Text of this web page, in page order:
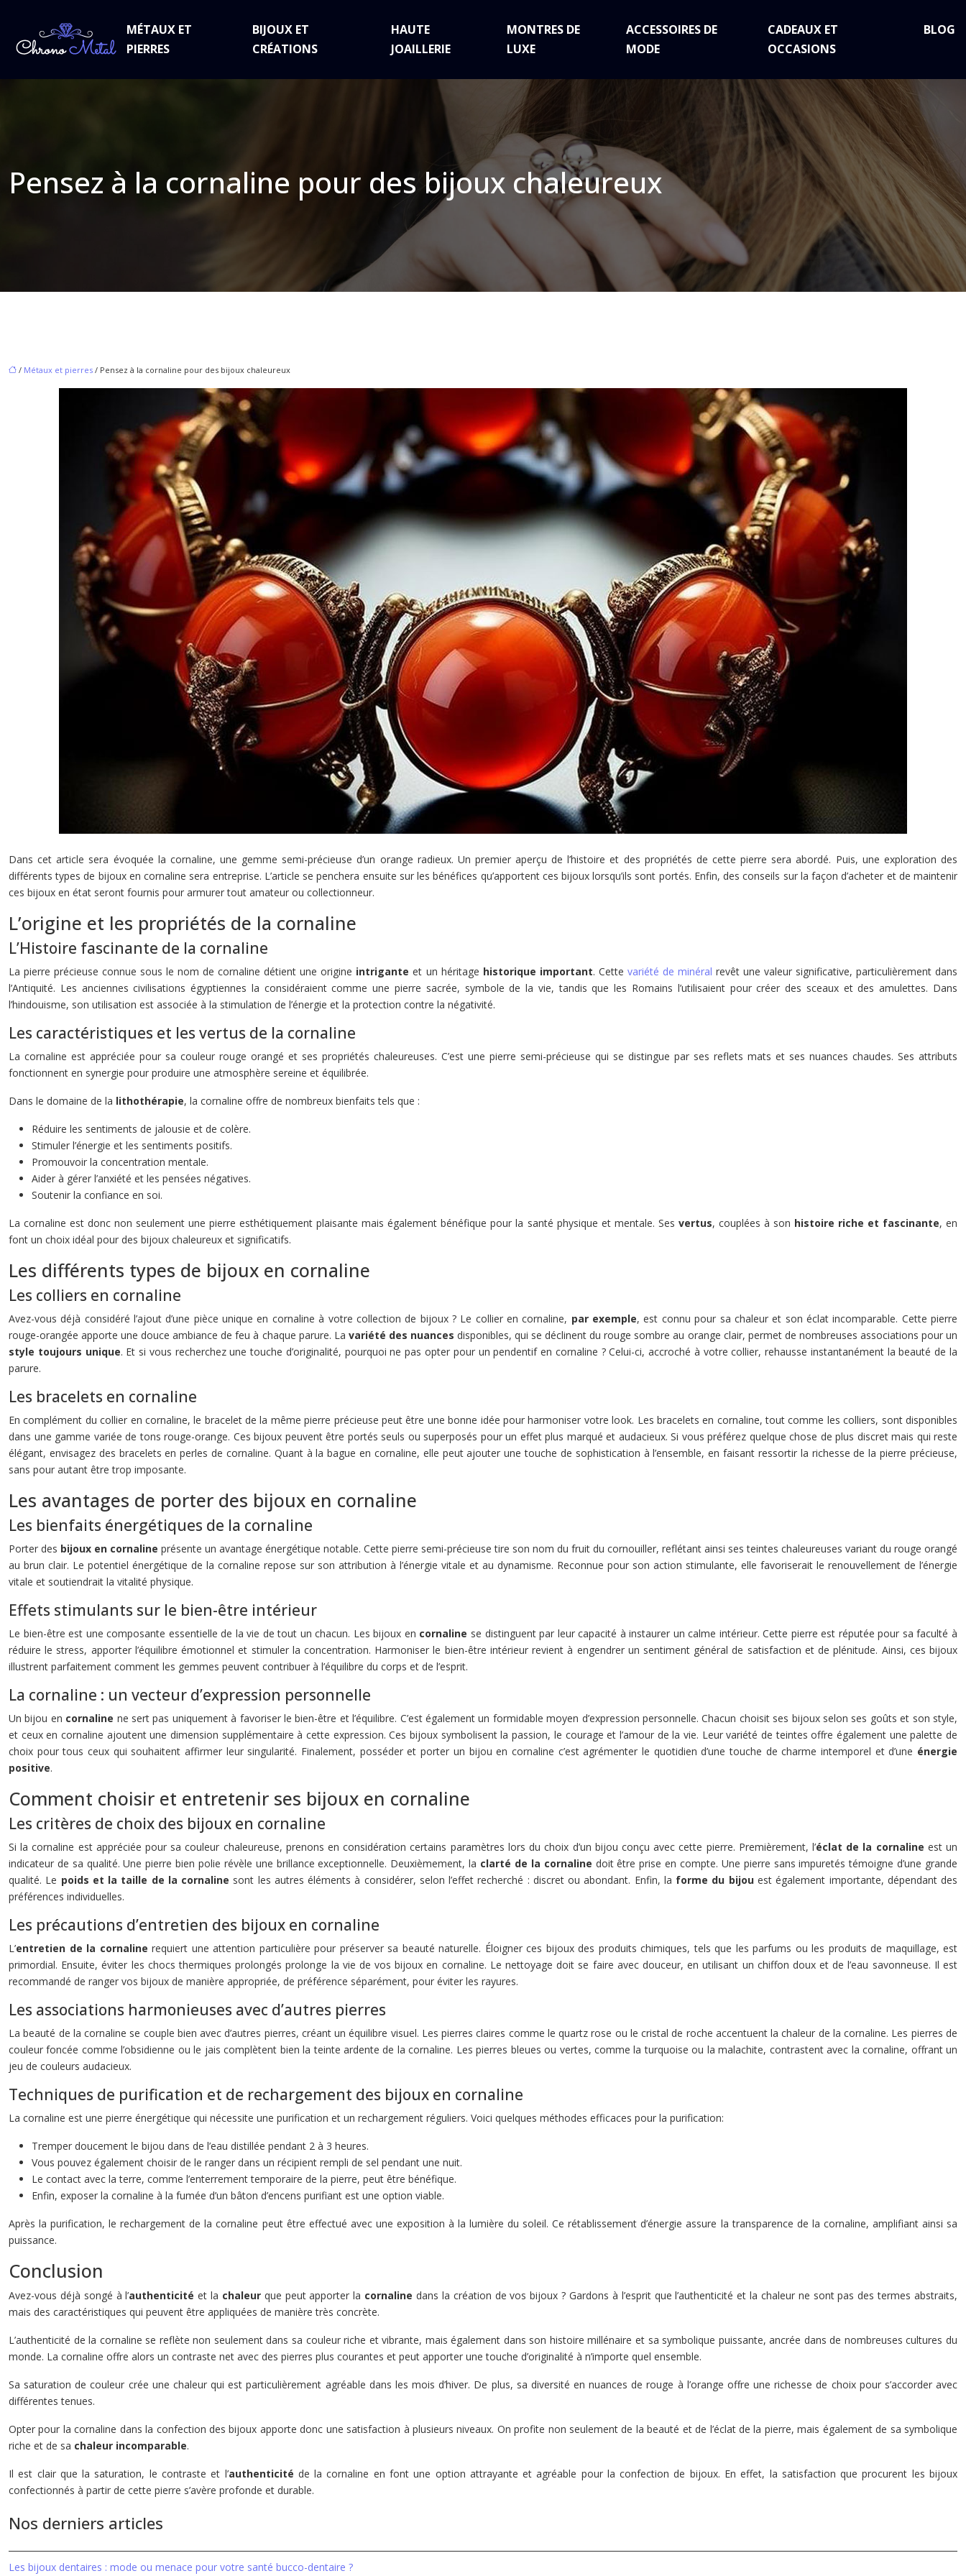
MÉTAUX ET
PIERRES
BIJOUX ET
CRÉATIONS
HAUTE
JOAILLERIE
MONTRES DE
LUXE
ACCESSOIRES DE
MODE
CADEAUX ET
OCCASIONS
BLOG
Pensez à la cornaline pour des bijoux chaleureux
/ Métaux et pierres / Pensez à la cornaline pour des bijoux chaleureux
Dans cet article sera évoquée la cornaline, une gemme semi-précieuse d’un orange radieux. Un premier aperçu de l’histoire et des propriétés de cette pierre sera abordé. Puis, une exploration des
différents types de bijoux en cornaline sera entreprise. L’article se penchera ensuite sur les bénéfices qu’apportent ces bijoux lorsqu’ils sont portés. Enfin, des conseils sur la façon d’acheter et de maintenir
ces bijoux en état seront fournis pour armurer tout amateur ou collectionneur.
L’origine et les propriétés de la cornaline
L’Histoire fascinante de la cornaline
La pierre précieuse connue sous le nom de cornaline détient une origine intrigante et un héritage historique important. Cette variété de minéral revêt une valeur significative, particulièrement dans
l’Antiquité. Les anciennes civilisations égyptiennes la considéraient comme une pierre sacrée, symbole de la vie, tandis que les Romains l’utilisaient pour créer des sceaux et des amulettes. Dans
l’hindouisme, son utilisation est associée à la stimulation de l’énergie et la protection contre la négativité.
Les caractéristiques et les vertus de la cornaline
La cornaline est appréciée pour sa couleur rouge orangé et ses propriétés chaleureuses. C’est une pierre semi-précieuse qui se distingue par ses reflets mats et ses nuances chaudes. Ses attributs
fonctionnent en synergie pour produire une atmosphère sereine et équilibrée.
Dans le domaine de la lithothérapie, la cornaline offre de nombreux bienfaits tels que :
Réduire les sentiments de jalousie et de colère.
Stimuler l’énergie et les sentiments positifs.
Promouvoir la concentration mentale.
Aider à gérer l’anxiété et les pensées négatives.
Soutenir la confiance en soi.
La cornaline est donc non seulement une pierre esthétiquement plaisante mais également bénéfique pour la santé physique et mentale. Ses vertus, couplées à son histoire riche et fascinante, en
font un choix idéal pour des bijoux chaleureux et significatifs.
Les différents types de bijoux en cornaline
Les colliers en cornaline
Avez-vous déjà considéré l’ajout d’une pièce unique en cornaline à votre collection de bijoux ? Le collier en cornaline, par exemple, est connu pour sa chaleur et son éclat incomparable. Cette pierre
rouge-orangée apporte une douce ambiance de feu à chaque parure. La variété des nuances disponibles, qui se déclinent du rouge sombre au orange clair, permet de nombreuses associations pour un
style toujours unique. Et si vous recherchez une touche d’originalité, pourquoi ne pas opter pour un pendentif en cornaline ? Celui-ci, accroché à votre collier, rehausse instantanément la beauté de la
parure.
Les bracelets en cornaline
En complément du collier en cornaline, le bracelet de la même pierre précieuse peut être une bonne idée pour harmoniser votre look. Les bracelets en cornaline, tout comme les colliers, sont disponibles
dans une gamme variée de tons rouge-orange. Ces bijoux peuvent être portés seuls ou superposés pour un effet plus marqué et audacieux. Si vous préférez quelque chose de plus discret mais qui reste
élégant, envisagez des bracelets en perles de cornaline. Quant à la bague en cornaline, elle peut ajouter une touche de sophistication à l’ensemble, en faisant ressortir la richesse de la pierre précieuse,
sans pour autant être trop imposante.
Les avantages de porter des bijoux en cornaline
Les bienfaits énergétiques de la cornaline
Porter des bijoux en cornaline présente un avantage énergétique notable. Cette pierre semi-précieuse tire son nom du fruit du cornouiller, reflétant ainsi ses teintes chaleureuses variant du rouge orangé
au brun clair. Le potentiel énergétique de la cornaline repose sur son attribution à l’énergie vitale et au dynamisme. Reconnue pour son action stimulante, elle favoriserait le renouvellement de l’énergie
vitale et soutiendrait la vitalité physique.
Effets stimulants sur le bien-être intérieur
Le bien-être est une composante essentielle de la vie de tout un chacun. Les bijoux en cornaline se distinguent par leur capacité à instaurer un calme intérieur. Cette pierre est réputée pour sa faculté à
réduire le stress, apporter l’équilibre émotionnel et stimuler la concentration. Harmoniser le bien-être intérieur revient à engendrer un sentiment général de satisfaction et de plénitude. Ainsi, ces bijoux
illustrent parfaitement comment les gemmes peuvent contribuer à l’équilibre du corps et de l’esprit.
La cornaline : un vecteur d’expression personnelle
Un bijou en cornaline ne sert pas uniquement à favoriser le bien-être et l’équilibre. C’est également un formidable moyen d’expression personnelle. Chacun choisit ses bijoux selon ses goûts et son style,
et ceux en cornaline ajoutent une dimension supplémentaire à cette expression. Ces bijoux symbolisent la passion, le courage et l’amour de la vie. Leur variété de teintes offre également une palette de
choix pour tous ceux qui souhaitent affirmer leur singularité. Finalement, posséder et porter un bijou en cornaline c’est agrémenter le quotidien d’une touche de charme intemporel et d’une énergie
positive.
Comment choisir et entretenir ses bijoux en cornaline
Les critères de choix des bijoux en cornaline
Si la cornaline est appréciée pour sa couleur chaleureuse, prenons en considération certains paramètres lors du choix d’un bijou conçu avec cette pierre. Premièrement, l’éclat de la cornaline est un
indicateur de sa qualité. Une pierre bien polie révèle une brillance exceptionnelle. Deuxièmement, la clarté de la cornaline doit être prise en compte. Une pierre sans impuretés témoigne d’une grande
qualité. Le poids et la taille de la cornaline sont les autres éléments à considérer, selon l’effet recherché : discret ou abondant. Enfin, la forme du bijouest également importante, dépendant des
préférences individuelles.
Les précautions d’entretien des bijoux en cornaline
L’entretien de la cornaline requiert une attention particulière pour préserver sa beauté naturelle. Éloigner ces bijoux des produits chimiques, tels que les parfums ou les produits de maquillage, est
primordial. Ensuite, éviter les chocs thermiques prolongés prolonge la vie de vos bijoux en cornaline. Le nettoyage doit se faire avec douceur, en utilisant un chiffon doux et de l’eau savonneuse. Il est
recommandé de ranger vos bijoux de manière appropriée, de préférence séparément, pour éviter les rayures.
Les associations harmonieuses avec d’autres pierres
La beauté de la cornaline se couple bien avec d’autres pierres, créant un équilibre visuel. Les pierres claires comme le quartz rose ou le cristal de roche accentuent la chaleur de la cornaline. Les pierres de
couleur foncée comme l’obsidienne ou le jais complètent bien la teinte ardente de la cornaline. Les pierres bleues ou vertes, comme la turquoise ou la malachite, contrastent avec la cornaline, offrant un
jeu de couleurs audacieux.
Techniques de purification et de rechargement des bijoux en cornaline
La cornaline est une pierre énergétique qui nécessite une purification et un rechargement réguliers. Voici quelques méthodes efficaces pour la purification:
Tremper doucement le bijou dans de l’eau distillée pendant 2 à 3 heures.
Vous pouvez également choisir de le ranger dans un récipient rempli de sel pendant une nuit.
Le contact avec la terre, comme l’enterrement temporaire de la pierre, peut être bénéfique.
Enfin, exposer la cornaline à la fumée d’un bâton d’encens purifiant est une option viable.
Après la purification, le rechargement de la cornaline peut être effectué avec une exposition à la lumière du soleil. Ce rétablissement d’énergie assure la transparence de la cornaline, amplifiant ainsi sa
puissance.
Conclusion
Avez-vous déjà songé à l’authenticité et la chaleurque peut apporter la cornaline dans la création de vos bijoux ? Gardons à l’esprit que l’authenticité et la chaleur ne sont pas des termes abstraits,
mais des caractéristiques qui peuvent être appliquées de manière très concrète.
L’authenticité de la cornaline se reflète non seulement dans sa couleur riche et vibrante, mais également dans son histoire millénaire et sa symbolique puissante, ancrée dans de nombreuses cultures du
monde. La cornaline offre alors un contraste net avec des pierres plus courantes et peut apporter une touche d’originalité à n’importe quel ensemble.
Sa saturation de couleur crée une chaleur qui est particulièrement agréable dans les mois d’hiver. De plus, sa diversité en nuances de rouge à l’orange offre une richesse de choix pour s’accorder avec
différentes tenues.
Opter pour la cornaline dans la confection des bijoux apporte donc une satisfaction à plusieurs niveaux. On profite non seulement de la beauté et de l’éclat de la pierre, mais également de sa symbolique
riche et de sa chaleur incomparable.
Il est clair que la saturation, le contraste et l’authenticité de la cornaline en font une option attrayante et agréable pour la confection de bijoux. En effet, la satisfaction que procurent les bijoux
confectionnés à partir de cette pierre s’avère profonde et durable.
Nos derniers articles
Les bijoux dentaires : mode ou menace pour votre santé bucco-dentaire ?